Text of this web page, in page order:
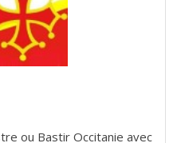
ou Bastir Occitanie avec